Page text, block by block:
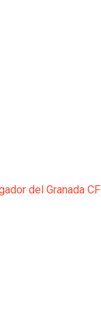
del Granada CF